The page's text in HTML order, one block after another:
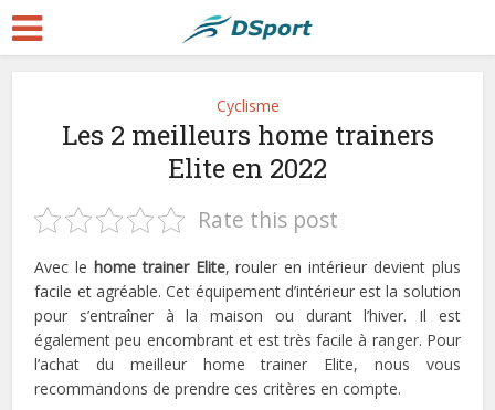
Cyclisme
Les 2 meilleurs home trainers
Elite en 2022
Rate this post
Avec le home trainer Elite, rouler en intérieur devient plus
facile et agréable. Cet équipement d’intérieur est la solution
pour s’entraîner à la maison ou durant l’hiver. Il est
également peu encombrant et est très facile à ranger. Pour
l’achat du meilleur home trainer Elite, nous vous
recommandons de prendre ces critères en compte.